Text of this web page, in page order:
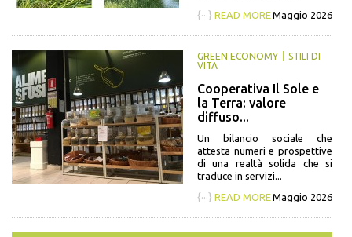
{···} READ MOREMaggio 2026
GREEN ECONOMY
STILI DI
VITA
Cooperativa Il Sole e
la Terra: valore
diffuso...
Un bilancio sociale che
attesta numeri e prospettive
di una realtà solida che si
traduce in servizi...
{···} READ MOREMaggio 2026